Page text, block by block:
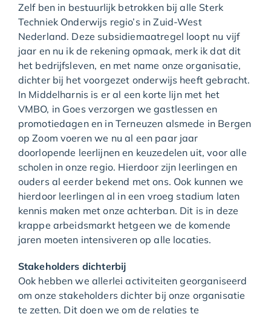
Zelf ben in bestuurlijk betrokken bij alle Sterk
Techniek Onderwijs regio’s in Zuid-West
Nederland. Deze subsidiemaatregel loopt nu vijf
jaar en nu ik de rekening opmaak, merk ik dat dit
het bedrijfsleven, en met name onze organisatie,
dichter bij het voorgezet onderwijs heeft gebracht.
In Middelharnis is er al een korte lijn met het
VMBO, in Goes verzorgen we gastlessen en
promotiedagen en in Terneuzen alsmede in Bergen
op Zoom voeren we nu al een paar jaar
doorlopende leerlijnen en keuzedelen uit, voor alle
scholen in onze regio. Hierdoor zijn leerlingen en
ouders al eerder bekend met ons. Ook kunnen we
hierdoor leerlingen al in een vroeg stadium laten
kennis maken met onze achterban. Dit is in deze
krappe arbeidsmarkt hetgeen we de komende
jaren moeten intensiveren op alle locaties.
Stakeholders dichterbij
Ook hebben we allerlei activiteiten georganiseerd
om onze stakeholders dichter bij onze organisatie
te zetten. Dit doen we om de relaties te